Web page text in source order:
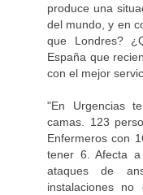
produce una
del mundo, y en
que Londres?
España que
con el mejor
"En Urgencias
camas. 123
Enfermeros con
tener 6. Afecta
ataques de
instalaciones